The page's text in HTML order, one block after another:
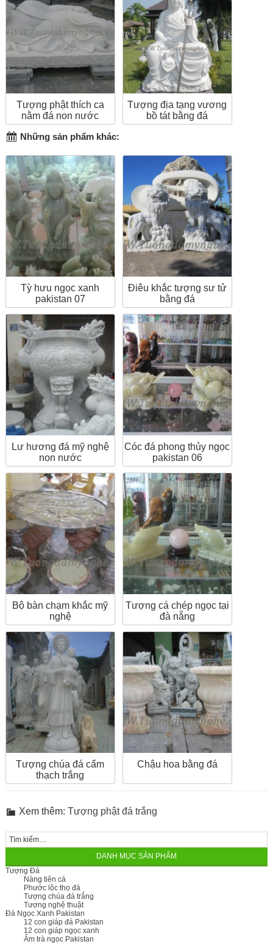
Tượng phật thích ca
nằm đá non nước
Tượng địa tạng vương
bồ tát bằng đá
Những sản phẩm khác:
Tỳ hưu ngọc xanh
pakistan 07
Điêu khắc tượng sư tử
bằng đá
Lư hương đá mỹ nghệ
non nước
Cóc đá phong thủy ngọc
pakistan 06
Bộ bàn chạm khắc mỹ
nghệ
Tượng cá chép ngọc tại
đà nẵng
Tượng chúa đá cẩm
thạch trắng
Chậu hoa bằng đá
Xem thêm: Tượng phật đá trắng
DANH MỤC SẢN PHẨM
Tượng Đá
Nàng tiên cá
Phước lộc thọ đá
Tượng chúa đá trắng
Tượng nghệ thuật
Đá Ngọc Xanh Pakistan
12 con giáp đá Pakistan
12 con giáp ngọc xanh
Ấm trà ngọc Pakistan